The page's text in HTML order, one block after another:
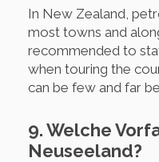
In New Zealand,
most towns and
recommended to
when touring the
can be few and far
9. Welche
Neuseeland?